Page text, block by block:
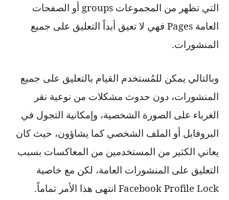
التي تظهر من المجموعاتgroupsأو الصفحات
العامةPagesفهي لا تعيق أبداً التعليق على جميع
المنشورات.
وبالتالي يمكن للمُستخدم القيام بالتعليق على جميع
المنشورات، دون حدوث مشكلات من نوعية نقر
الغرباء على الصورة الشخصية، وإمكانية التجول في
البروفايل أو الملف الشخصي كما يشاؤون، حيث كان
يعاني الكثير من المستخدمين من المعاكسات بسبب
التعليق على المنشورات العامة، لكن مع خاصية
Facebook Profile Lockانتهى هذا الأمر تماماً.